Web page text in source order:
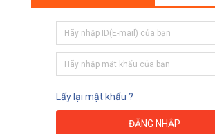
Lấy lại mật khẩu ?